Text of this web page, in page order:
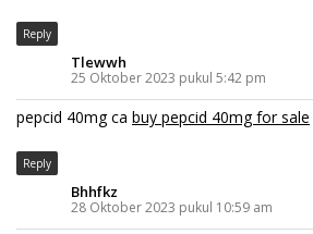
Reply
Tlewwh
25 Oktober 2023 pukul 5:42 pm
pepcid 40mg ca buy pepcid 40mg for sale
Reply
Bhhfkz
28 Oktober 2023 pukul 10:59 am